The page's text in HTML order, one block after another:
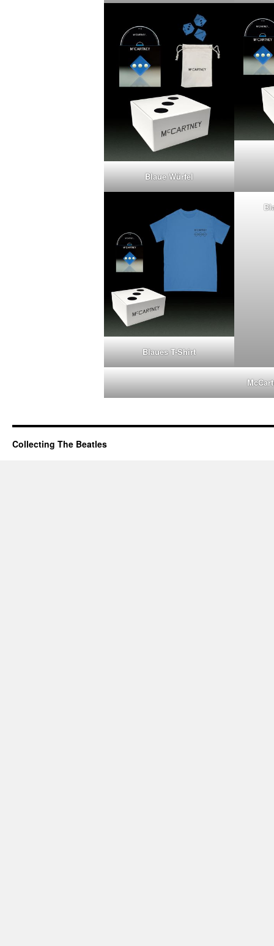
Blaue Würfel
Blaues T-Shirt
Collecting The Beatles